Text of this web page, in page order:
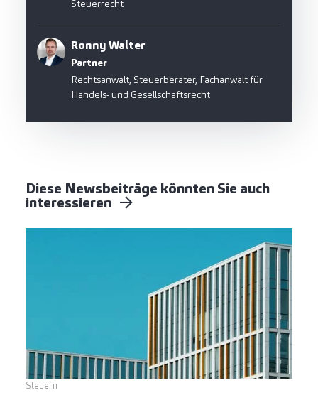
Steuerrecht
Ronny Walter
Partner
Rechtsanwalt, Steuerberater, Fachanwalt für
Handels- und Gesellschaftsrecht
Diese Newsbeiträge könnten Sie auch
interessieren
Steuern